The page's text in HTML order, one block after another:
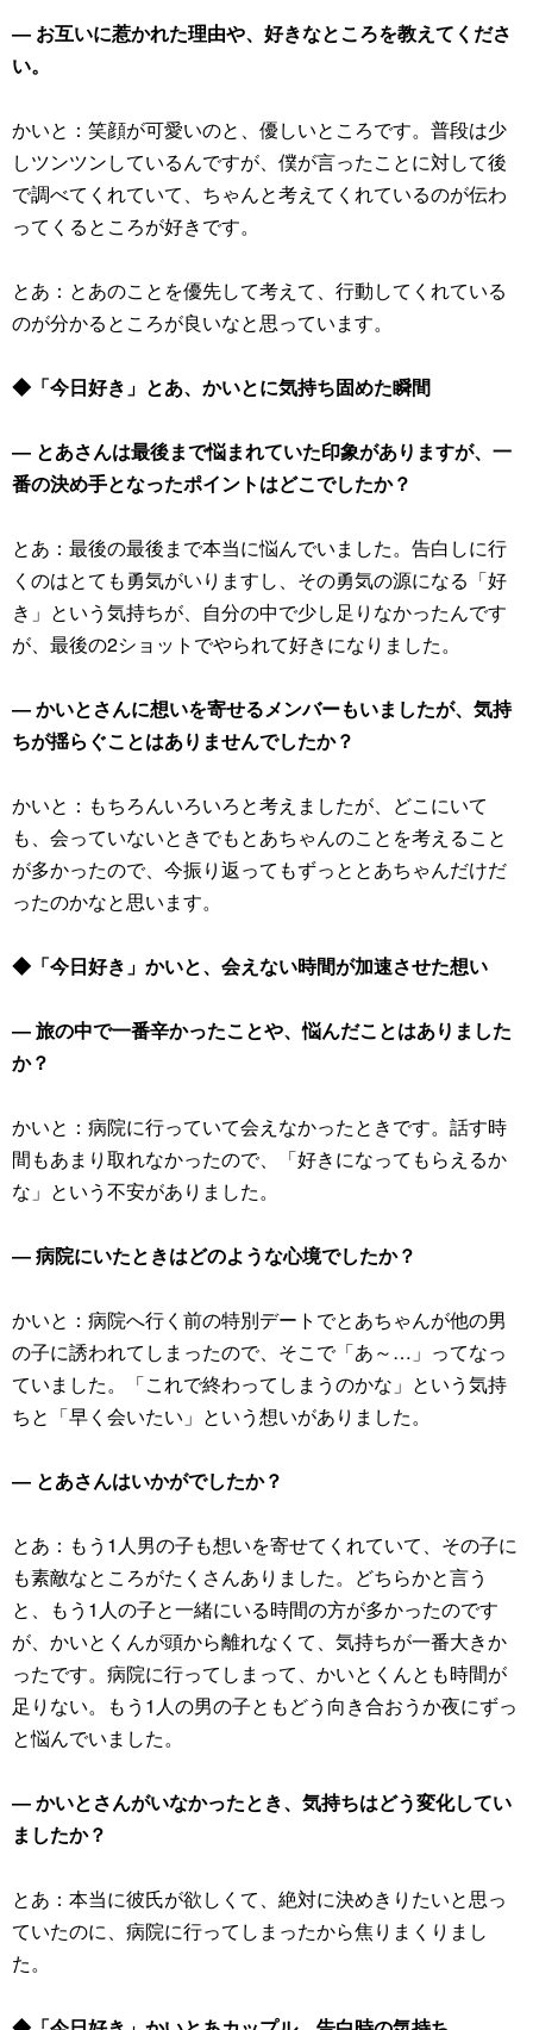
― お互いに惹かれた理由や、好きなところを教えてくださ
い。
かいと：笑顔が可愛いのと、優しいところです。普段は少
しツンツンしているんですが、僕が言ったことに対して後
で調べてくれていて、ちゃんと考えてくれているのが伝わ
ってくるところが好きです。
とあ：とあのことを優先して考えて、行動してくれている
のが分かるところが良いなと思っています。
◆「今日好き」とあ、かいとに気持ち固めた瞬間
― とあさんは最後まで悩まれていた印象がありますが、一
番の決め手となったポイントはどこでしたか？
とあ：最後の最後まで本当に悩んでいました。告白しに行
くのはとても勇気がいりますし、その勇気の源になる「好
き」という気持ちが、自分の中で少し足りなかったんです
が、最後の2ショットでやられて好きになりました。
― かいとさんに想いを寄せるメンバーもいましたが、気持
ちが揺らぐことはありませんでしたか？
かいと：もちろんいろいろと考えましたが、どこにいて
も、会っていないときでもとあちゃんのことを考えること
が多かったので、今振り返ってもずっととあちゃんだけだ
ったのかなと思います。
◆「今日好き」かいと、会えない時間が加速させた想い
― 旅の中で一番辛かったことや、悩んだことはありました
か？
かいと：病院に行っていて会えなかったときです。話す時
間もあまり取れなかったので、「好きになってもらえるか
な」という不安がありました。
― 病院にいたときはどのような心境でしたか？
かいと：病院へ行く前の特別デートでとあちゃんが他の男
の子に誘われてしまったので、そこで「あ～…」ってなっ
ていました。「これで終わってしまうのかな」という気持
ちと「早く会いたい」という想いがありました。
― とあさんはいかがでしたか？
とあ：もう1人男の子も想いを寄せてくれていて、その子に
も素敵なところがたくさんありました。どちらかと言う
と、もう1人の子と一緒にいる時間の方が多かったのです
が、かいとくんが頭から離れなくて、気持ちが一番大きか
ったです。病院に行ってしまって、かいとくんとも時間が
足りない。もう1人の男の子ともどう向き合おうか夜にずっ
と悩んでいました。
― かいとさんがいなかったとき、気持ちはどう変化してい
ましたか？
とあ：本当に彼氏が欲しくて、絶対に決めきりたいと思っ
ていたのに、病院に行ってしまったから焦りまくりまし
た。